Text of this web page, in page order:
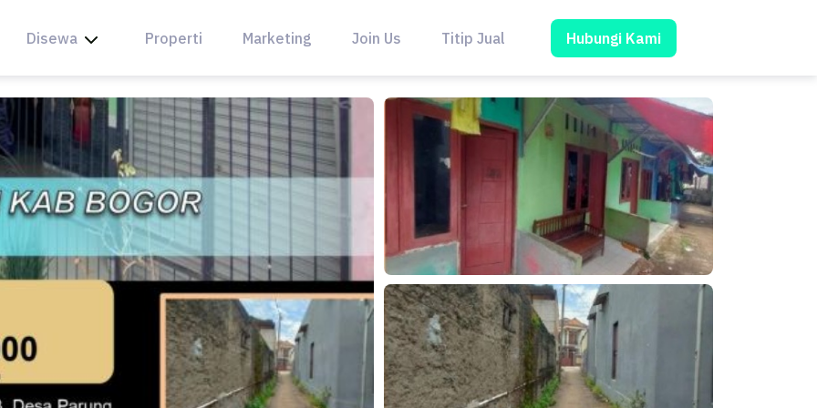
Disewa Properti Marketing Join Us Titip Jual BlogHubungi Kami